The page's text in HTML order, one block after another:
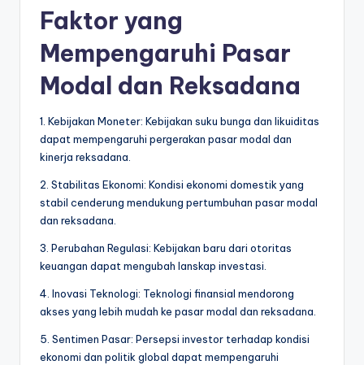
Faktor yang
Mempengaruhi Pasar
Modal dan Reksadana
1. Kebijakan Moneter: Kebijakan suku bunga dan likuiditas
dapat mempengaruhi pergerakan pasar modal dan
kinerja reksadana.
2. Stabilitas Ekonomi: Kondisi ekonomi domestik yang
stabil cenderung mendukung pertumbuhan pasar modal
dan reksadana.
3. Perubahan Regulasi: Kebijakan baru dari otoritas
keuangan dapat mengubah lanskap investasi.
4. Inovasi Teknologi: Teknologi finansial mendorong
akses yang lebih mudah ke pasar modal dan reksadana.
5. Sentimen Pasar: Persepsi investor terhadap kondisi
ekonomi dan politik global dapat mempengaruhi